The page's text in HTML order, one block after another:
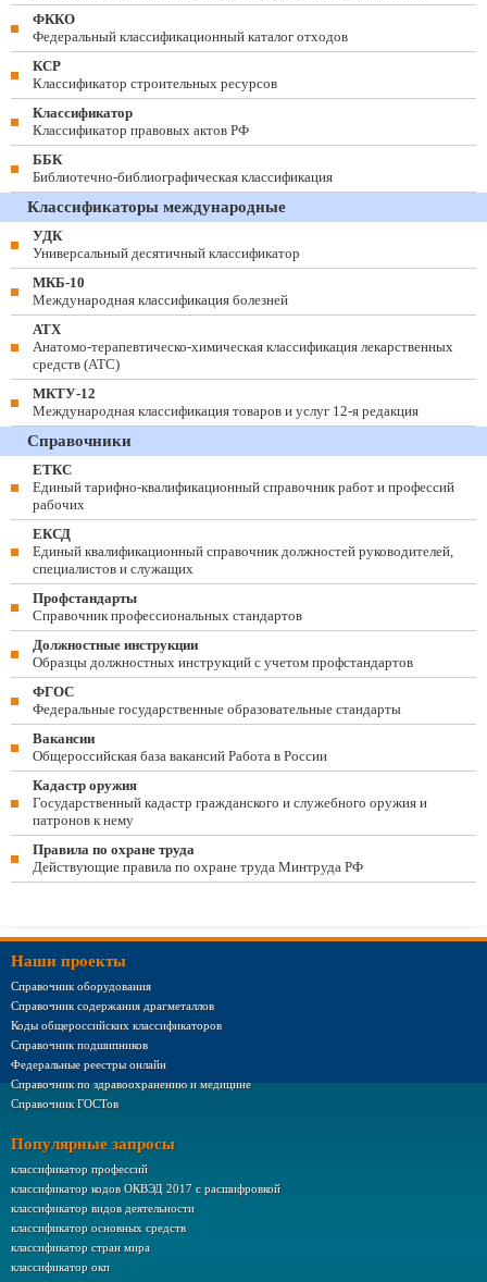
ФККО
Федеральный классификационный каталог отходов
КСР
Классификатор строительных ресурсов
Классификатор
Классификатор правовых актов РФ
ББК
Библиотечно-библиографическая классификация
Классификаторы международные
УДК
Универсальный десятичный классификатор
МКБ-10
Международная классификация болезней
АТХ
Анатомо-терапевтическо-химическая классификация лекарственных
средств (ATC)
МКТУ-12
Международная классификация товаров и услуг 12-я редакция
Справочники
ЕТКС
Единый тарифно-квалификационный справочник работ и профессий
рабочих
ЕКСД
Единый квалификационный справочник должностей руководителей,
специалистов и служащих
Профстандарты
Справочник профессиональных стандартов
Должностные инструкции
Образцы должностных инструкций с учетом профстандартов
ФГОС
Федеральные государственные образовательные стандарты
Вакансии
Общероссийская база вакансий Работа в России
Кадастр оружия
Государственный кадастр гражданского и служебного оружия и
патронов к нему
Правила по охране труда
Действующие правила по охране труда Минтруда РФ
Наши проекты
Справочник оборудования
Справочник содержания драгметаллов
Коды общероссийских классификаторов
Справочник подшипников
Федеральные реестры онлайн
Справочник по здравоохранению и медицине
Справочник ГОСТов
Популярные запросы
классификатор профессий
классификатор кодов ОКВЭД 2017 с расшифровкой
классификатор видов деятельности
классификатор основных средств
классификатор стран мира
классификатор окп